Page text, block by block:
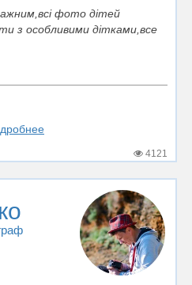
фото дітей
з особливими дітками,все
4121